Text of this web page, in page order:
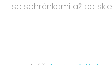
se schránkami až po